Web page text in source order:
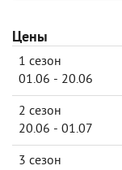
Цены
1 сезон
01.06 - 20.06
2 сезон
20.06 - 01.07
3 сезон